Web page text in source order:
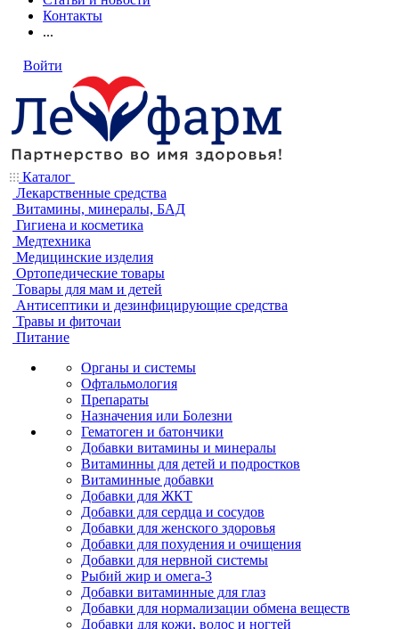
Контакты
...
Войти
Каталог
Лекарственные средства
Витамины, минералы, БАД
Гигиена и косметика
Медтехника
Медицинские изделия
Ортопедические товары
Товары для мам и детей
Антисептики и дезинфицирующие средства
Травы и фиточаи
Питание
Органы и системы
Офтальмология
Препараты
Назначения или Болезни
Гематоген и батончики
Добавки витамины и минералы
Витаминны для детей и подростков
Витаминные добавки
Добавки для ЖКТ
Добавки для сердца и сосудов
Добавки для женского здоровья
Добавки для похудения и очищения
Добавки для нервной системы
Рыбий жир и омега-3
Добавки витаминные для глаз
Добавки для нормализации обмена веществ
Добавки для кожи, волос и ногтей